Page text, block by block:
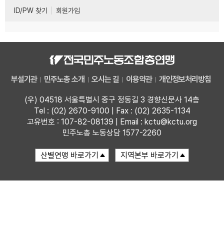
ID/PW 찾기 회원가입
부설기관 민주노총 소개 오시는 길 이용약관 개인정보처리방침
(우) 04518 서울특별시 중구 정동길 3 경향신문사 14층
Tel : (02) 2670-9100 | Fax : (02) 2635-1134
고유번호 : 107-82-08139 | Email : kctu@kctu.org
민주노총 노동상담 1577-2260